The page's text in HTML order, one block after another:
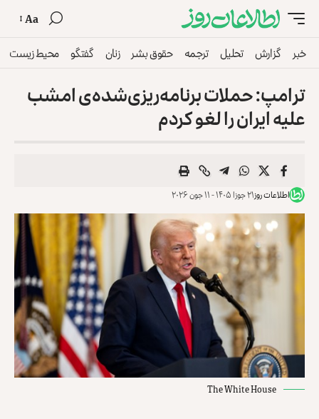
Aa
خبر گزارش تحلیل ترجمه حقوق بشر زنان گفتگو محیط زیست
ترامپ: حملات برنامه‌ریزی‌شده‌ی امشب
علیه ایران را لغو کردم
اطلاعات روز۲۱ جوزا ۱۴۰۵ - ۱۱ جون ۲۰۲۶
The White House